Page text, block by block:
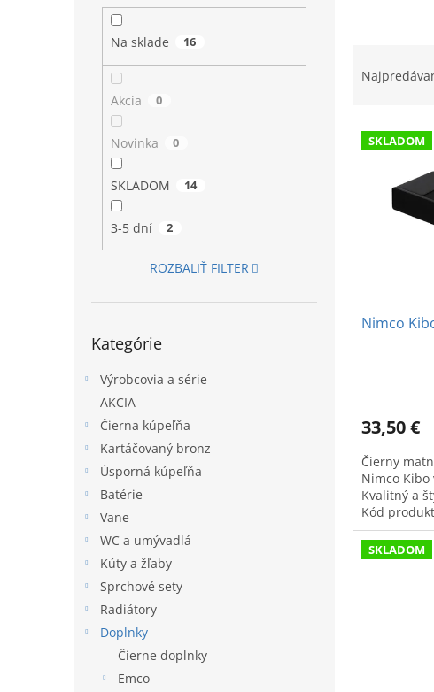
Na sklade 16
Akcia 0
Novinka 0
SKLADOM 14
3-5 dní 2
ROZBALIŤ FILTER
kategórie
Kategórie
Výrobcovia a série
AKCIA
Čierna kúpeľňa
Kartáčovaný bronz
Úsporná kúpeľňa
Batérie
Vane
WC a umývadlá
Kúty a žľaby
Sprchové sety
Radiátory
Doplnky
Čierne doplnky
Emco
nV SKLADOM
Nimco
33,50 €
Čierny
Nimco
Kvalitný a
Kód
SKLADOM